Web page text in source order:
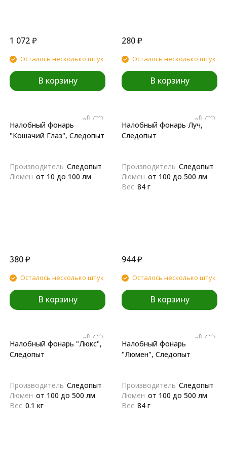
1 072₽
Осталось несколько штук
В корзину
280₽
Осталось несколько штук
В корзину
Налобный фонарь
"Кошачий Глаз", Следопыт
Производитель Следопыт
Люмен от 10 до 100 лм
380₽
Осталось несколько штук
В корзину
Налобный фонарь Луч,
Следопыт
Производитель Следопыт
Люмен от 100 до 500 лм
Вес 84 г
944₽
Осталось несколько штук
В корзину
Налобный фонарь "Люкс",
Следопыт
Производитель Следопыт
Люмен от 100 до 500 лм
Вес 0.1 кг
Налобный фонарь
"Люмен", Следопыт
Производитель Следопыт
Люмен от 100 до 500 лм
Вес 84 г